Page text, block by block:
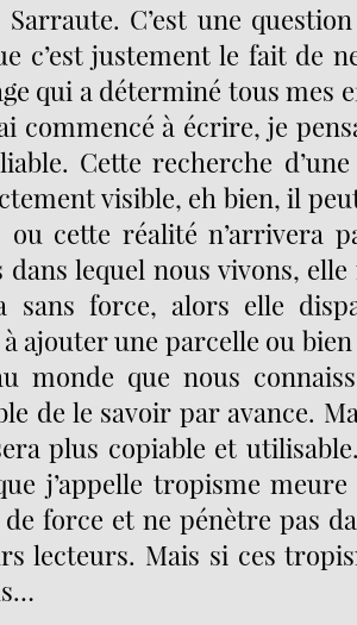
Sarraute. C’est une
c’est justement le fait de
qui a déterminé tous mes
commencé à écrire, je
Cette recherche
visible, eh bien, il
ou cette réalité n’arrivera
dans lequel nous vivons,
sans force, alors elle
ajouter une parcelle ou
monde que nous
de le savoir par avance.
plus copiable et
j’appelle tropisme
force et ne pénètre pas
lecteurs. Mais si ces